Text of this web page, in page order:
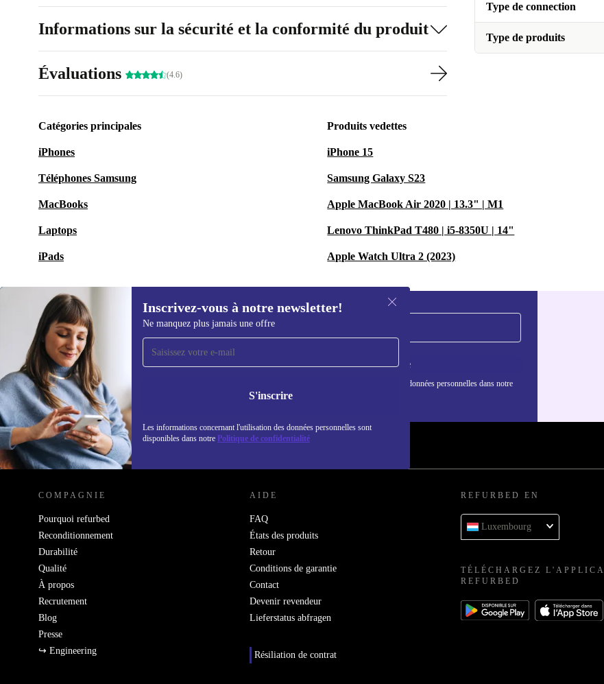
Type de connection
Type de produits
Informations sur la sécurité et la conformité du produit
Évaluations (4.6)
Catégories principales
iPhones
Téléphones Samsung
MacBooks
Laptops
iPads
Produits vedettes
iPhone 15
Samsung Galaxy S23
Apple MacBook Air 2020 | 13.3" | M1
Lenovo ThinkPad T480 | i5-8350U | 14"
Apple Watch Ultra 2 (2023)
Inscrivez-vous à notre newsletter!
Ne manquez plus jamais une offre
S'inscrire
Les informations concernant l'utilisation des données personnelles sont
disponibles dans notre Politique de confidentialité
Recevoir offres et infos de
refurbed par mail
Ne manquez plus aucune offre.
S'inscrire
Retrouvez les informations sur l'utilisation des données personnelles dans notre
politique de confidentialité
REFURBED LUXEMBOURG - RETHINK NEW.
COMPAGNIE
Pourquoi refurbed
Reconditionnement
Durabilité
Qualité
À propos
Recrutement
Blog
Presse
↪ Engineering
AIDE
FAQ
États des produits
Retour
Conditions de garantie
Contact
Devenir revendeur
Lieferstatus abfragen
Résiliation de contrat
REFURBED EN
Luxembourg
TÉLÉCHARGEZ
REFURBED